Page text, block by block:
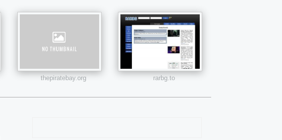
thepiratebay.org rarbg.to